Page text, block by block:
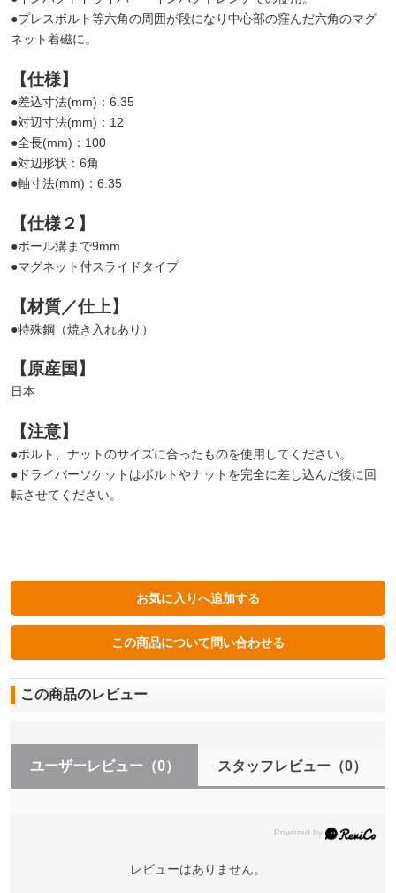
●プレスボルト等六角の周囲が段になり中心部の窪んだ六角のマグ
ネット着磁に。
【仕様】
●差込寸法(mm)：6.35
●対辺寸法(mm)：12
●全長(mm)：100
●対辺形状：6角
●軸寸法(mm)：6.35
【仕様２】
●ボール溝まで9mm
●マグネット付スライドタイプ
【材質／仕上】
●特殊鋼（焼き入れあり）
【原産国】
日本
【注意】
●ボルト、ナットのサイズに合ったものを使用してください。
●ドライバーソケットはボルトやナットを完全に差し込んだ後に回
転させてください。
この商品のレビュー
ユーザーレビュー （0） スタッフレビュー（0）
レビューはありません。